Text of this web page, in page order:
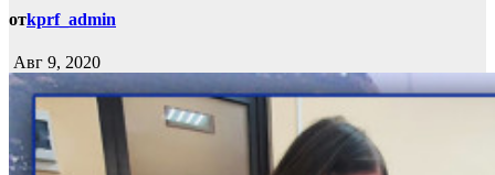
отkprf_admin
Авг 9, 2020